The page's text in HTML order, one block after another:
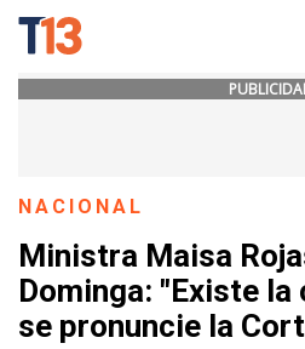
NACIONAL
Ministra Maisa
Dominga: "Existe la
se pronuncie la